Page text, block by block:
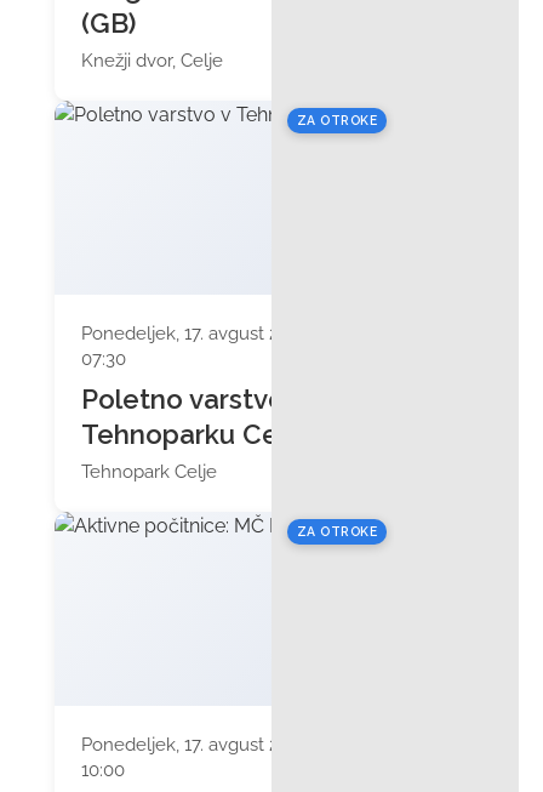
(GB)
Knežji dvor, Celje
ZA OTROKE
Ponedeljek, 17. avgust 2026 ob
07:30
Poletno varstvo v
Tehnoparku Celje
Tehnopark Celje
ZA OTROKE
Ponedeljek, 17. avgust 2026 ob
10:00